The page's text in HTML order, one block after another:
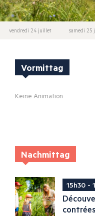
vendredi 24 juillet samedi 25
Vormittag
Keine Animation
Nachmittag
15h30 -
contrées